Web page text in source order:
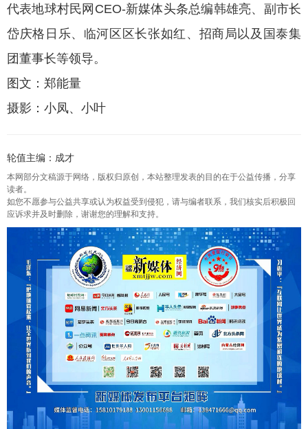
代表地球村民网CEO-新媒体头条总编韩雄亮、副市长
岱庆格日乐、临河区区长张如红、招商局以及国泰集
团董事长等领导。
图文：郑能量
摄影：小凤、小叶
轮值主编：成才
本网部分文稿源于网络，版权归原创，本站整理发表的目的在于公益传播，分享
读者。
如您不愿参与公益共享或认为权益受到侵犯，请与编者联系，我们核实后积极回
应诉求并及时删除，谢谢您的理解和支持。